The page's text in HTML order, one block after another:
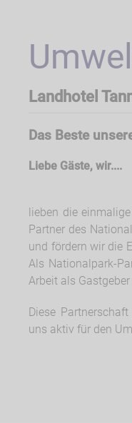
Landhotel
Das Beste
Liebe Gäste, wir....
lieben die
Partner des
und fördern wir die
Als Nationalpark-
Arbeit als
Diese
uns aktiv für den